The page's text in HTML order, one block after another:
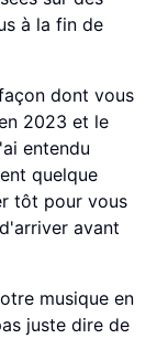
à la fin de
dont vous
2023 et le
entendu
quelque
tôt pour vous
avant
musique en
juste dire de